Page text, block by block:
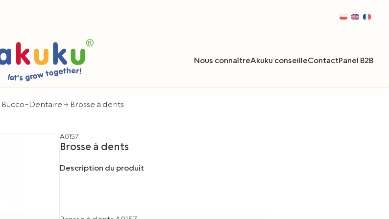
Nous connaîtreAkuku conseilleContactPanel B2B
Bucco-Dentaire Brosse à dents
A0157
Brosse à dents
Description du produit